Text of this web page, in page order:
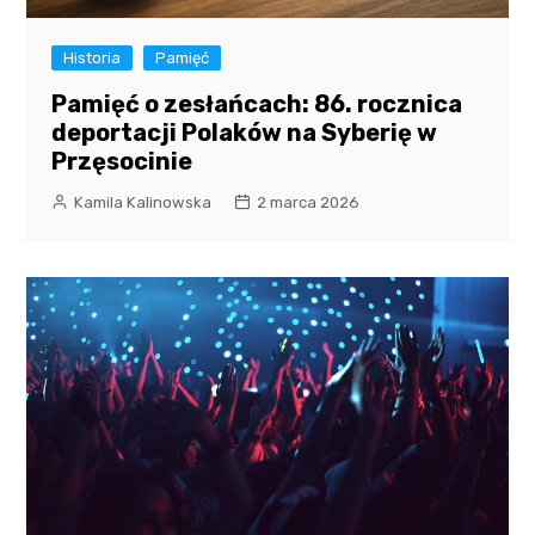
Historia Pamięć
Pamięć o zesłańcach: 86. rocznica
deportacji Polaków na Syberię w
Przęsocinie
Kamila Kalinowska 2 marca 2026